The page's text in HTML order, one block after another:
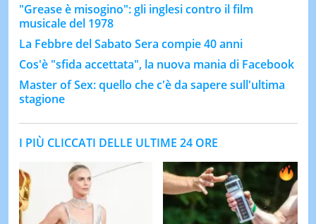
"Grease è misogino": gli inglesi contro il film
musicale del 1978
La Febbre del Sabato Sera compie 40 anni
Cos'è "sfida accettata", la nuova mania di Facebook
Master of Sex: quello che c'è da sapere sull'ultima
stagione
I PIÙ CLICCATI DELLE ULTIME 24 ORE